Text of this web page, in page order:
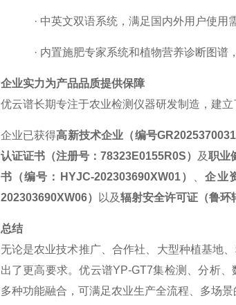
· 中英文双语系统，满足国内外用户使用
· 内置施肥专家系统和植物营养诊断图谱
企业实力为产品品质提供保障
优云谱长期专注于农业检测仪器研发制造，建
企业已获得高新技术企业（编号
认证证书（注册号： 78323E0155R0S） 及职业
书（编号：
HYJC-202303690XW01） 、企业
202303690XW06）
以及辐射安全许可证（鲁环
总结
无论是农业技术推广、合作社、大型种植基地
出了更高要求。优云谱YP-GT7集检测、分析
多种功能融合，可满足农业生产全流程、多场